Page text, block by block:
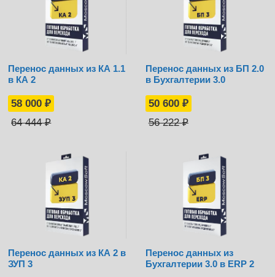
Перенос данных из КА 1.1
в КА 2
58 000₽
64 444₽
Перенос данных из БП 2.0
в Бухгалтерии 3.0
50 600 ₽
56 222₽
Перенос данных из КА 2 в
ЗУП 3
Перенос данных из
Бухгалтерии 3.0 в ERP 2